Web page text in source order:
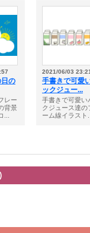
の
レー
背景
2021/06/03
手書きで可愛
ックジュー...
手書きで可愛い
クジュース達の
ーム線イラスト